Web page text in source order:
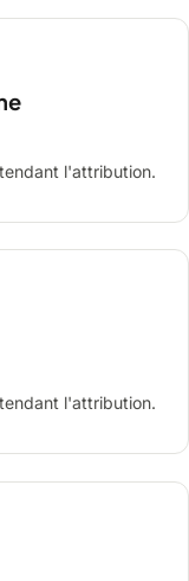
l'attribution.
l'attribution.